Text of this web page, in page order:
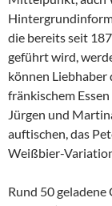
die bereits seit
geführt wird,
können Liebhaber
fränkischem
Jürgen und
auftischen, das
Weißbier-
Rund 50 geladene